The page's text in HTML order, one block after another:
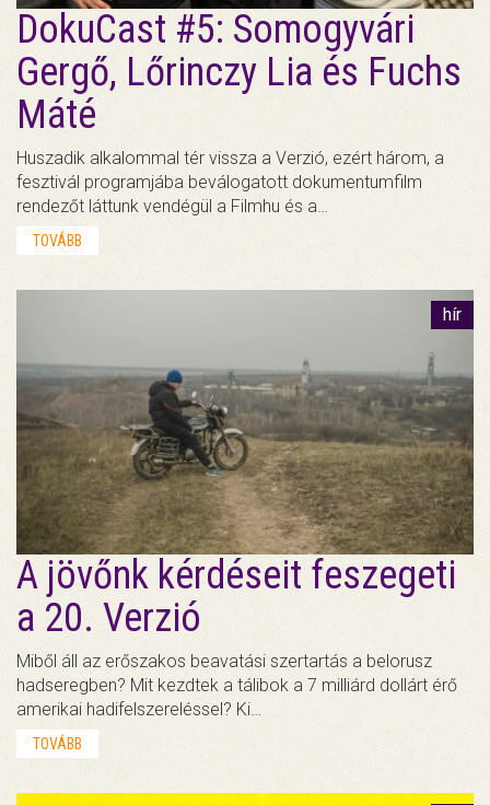
DokuCast #5: Somogyvári
Gergő, Lőrinczy Lia és Fuchs
Máté
Huszadik alkalommal tér vissza a Verzió, ezért három, a
fesztivál programjába beválogatott dokumentumfilm
rendezőt láttunk vendégül a Filmhu és a…
TOVÁBB
hír
A jövőnk kérdéseit feszegeti
a 20. Verzió
Miből áll az erőszakos beavatási szertartás a belorusz
hadseregben? Mit kezdtek a tálibok a 7 milliárd dollárt érő
amerikai hadifelszereléssel? Ki…
TOVÁBB